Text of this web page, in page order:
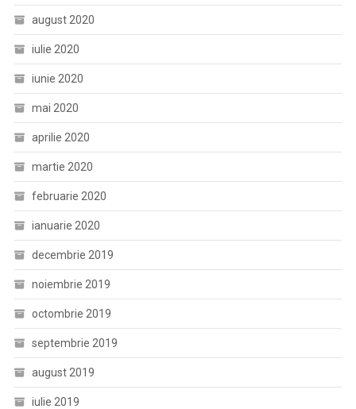
august 2020
iulie 2020
iunie 2020
mai 2020
aprilie 2020
martie 2020
februarie 2020
ianuarie 2020
decembrie 2019
noiembrie 2019
octombrie 2019
septembrie 2019
august 2019
iulie 2019